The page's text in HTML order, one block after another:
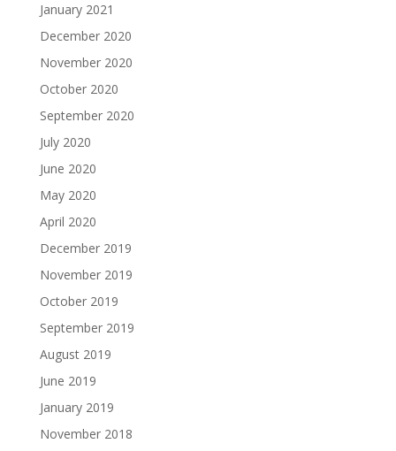
January 2021
December 2020
November 2020
October 2020
September 2020
July 2020
June 2020
May 2020
April 2020
December 2019
November 2019
October 2019
September 2019
August 2019
June 2019
January 2019
November 2018